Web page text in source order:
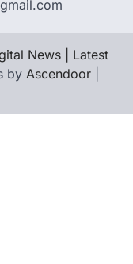
रैली को संबोधित करते
News | Latest
by Ascendoor